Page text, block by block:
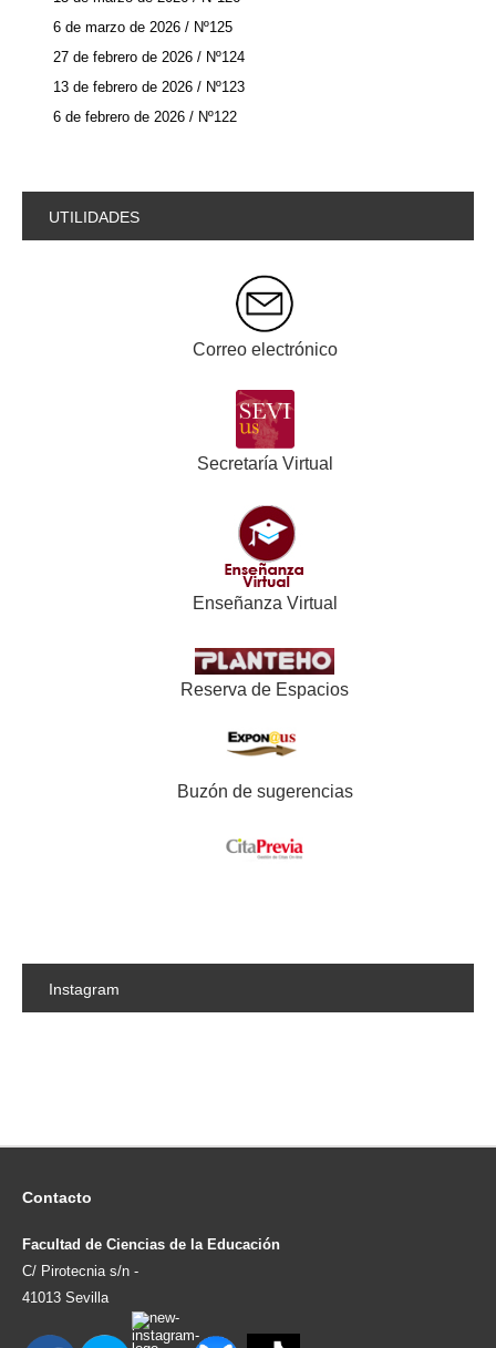
6 de marzo de 2026 / Nº125
27 de febrero de 2026 / Nº124
13 de febrero de 2026 / Nº123
6 de febrero de 2026 / Nº122
UTILIDADES
Correo electrónico
Secretaría Virtual
Enseñanza Virtual
Reserva de Espacios
Buzón de sugerencias
Instagram
Contacto
Facultad de Ciencias de la Educación
C/ Pirotecnia s/n -
41013 Sevilla